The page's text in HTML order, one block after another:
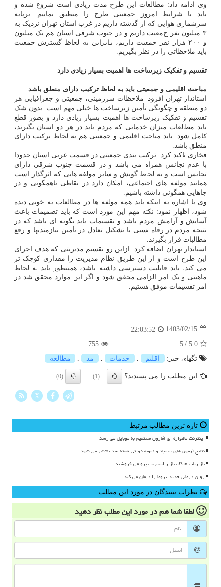
وی ادامه داد: مطالعات این طرح مدت زیادی است شروع شده و
باید با شرایط امروز جمعیتی طرح را منطبق نماییم. برپایه
سرشماری هوایی که از گذشته داریم در غرب استان تهران نزدیک به
۳ میلیون نفر ج​​​​​معیت داریم و در جنوب شرقی استان هم یک میلیون
و ۲۰۰ هزار نفر جمعیت داریم، بنابراین به لحاظ گسترش جمعیت
باید ملاحظاتی را در نظر بگیریم.
تقسیم و تفکیک زیرساخت ها اهمیت بسیار زیادی دارد
مباحث اقلیمی و جمعیتی باید به لحاظ ترکیب دارای منطق باشد
استاندار تهران افزود: ملاحظات سرزمینی، جمعیتی و جغرافیایی هر
دو منطقه و چگونگی تأمین زیرساخت ها خیلی مهم است. بدون شک
تقسیم و تفکیک زیرساخت ها اهمیت بسیار زیادی دارد و بطور قطع
باید مطالعات میزان خدماتی که مردم باید در هر دو استان بگیرند،
کامل شود. باید مباحث اقلیمی و جمعیتی هم به لحاظ ترکیب دارای
منطق باشد.
فخاری تاکید کرد: ترکیب بندی جمعیتی در قسمت غربی استان حدودا
با عدم تجانس همراه می باشد و در قسمت جنوب شرقی دارای
تجانس است و به لحاظ گویش و سایر مولفه هایی که اثرگذار است
همانند مولفه های اجتماعی، امکان دارد در نقاطی ناهمگونی و در
جاهایی همگونی داشته باشیم.
وی با اشاره به اینکه باید همه مولفه ها در مطالعات به خوبی دیده
شود، اظهار نمود: نکته مهم این مورد است که باید تصمیمات باعث
آسایش و آرامش مردم باشد و تقسیمات باید بگونه ای باشد که در
نتیجه مردم در رفاه نسبی با تشکیل تعادل در تأمین نیازمندیها و رفع
مطالبات قرار بگیرند.
استاندار تهران اضافه کرد: ازاین رو تقسیم مدیریتی که هدف اجرای
این طرح است و از این طریق نظام مدیریت را مقداری کوچک تر
می کند، باید قابلیت دسترسی داشته باشد، همینطور باید به لحاظ
ماهیتی و یک امر الزامی محقق شود و اگر این موارد محقق شد در
امر تقسیمات موفق هستیم.
1403/02/15
22:03:52
5.0
/
5
755
تگهای خبر:
اقلیم خدمات مد مطالعه
این مطلب را می پسندید؟ (1)
(0)
X
تازه ترین مطالب مرتبط
اینترنت ماهواره ای آمازون مستقیم به موبایل می رسد
نتایج آزمون های سمپاد و نمونه دولتی هفته بعد منتشر می شود
بازاریاب ها کف بازار اینترنت پرو می فروشند
روان درمانی جدید تروما را درمان می کند
نظرات بینندگان در مورد این مطلب
لطفا شما همدر مورد این مطلبنظر دهید